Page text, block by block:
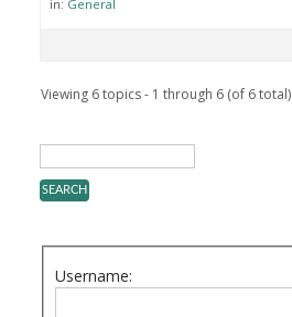
in: General
Viewing 6 topics - 1 through 6 (of 6 total)
Username: